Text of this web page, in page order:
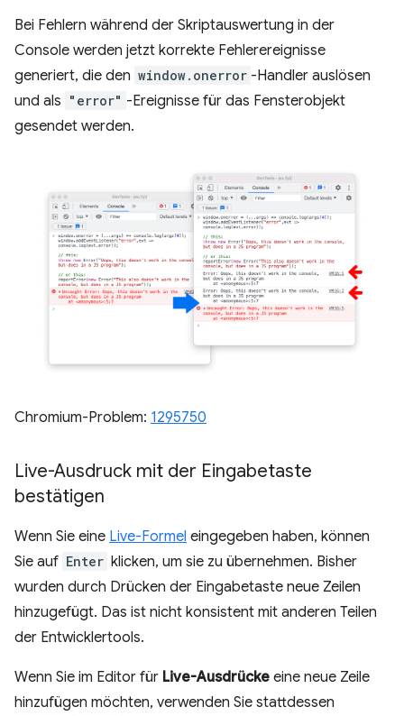
Bei Fehlern während der Skriptauswertung in der
Console werden jetzt korrekte Fehlerereignisse
generiert, die den window.onerror -Handler auslösen
und als "error" -Ereignisse für das Fensterobjekt
gesendet werden.
Chromium-Problem: 1295750
Live-Ausdruck mit der Eingabetaste
bestätigen
Wenn Sie eine Live-Formel eingegeben haben, können
Sie auf Enter klicken, um sie zu übernehmen. Bisher
wurden durch Drücken der Eingabetaste neue Zeilen
hinzugefügt. Das ist nicht konsistent mit anderen Teilen
der Entwicklertools.
Wenn Sie im Editor für Live-Ausdrücke eine neue Zeile
hinzufügen möchten, verwenden Sie stattdessen